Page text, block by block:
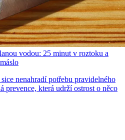
vodou: 25 minut v roztoku a
nenahradí potřebu pravidelného
prevence, která udrží ostrost o něco